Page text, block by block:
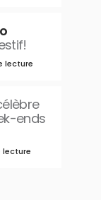
lecture
ends
lecture